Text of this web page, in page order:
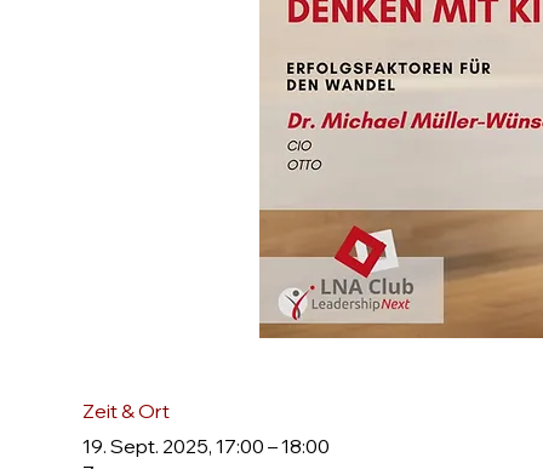
Zeit & Ort
19. Sept. 2025, 17:00 – 18:00